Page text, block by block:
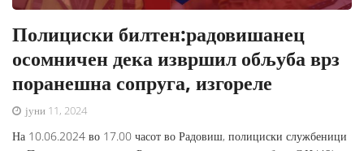
Полициски билтен:радовишанец
осомничен дека извршил обљуба врз
поранешна сопруга, изгореле
јуни 11, 2024
На 10.06.2024 во 17.00 часот во Радовиш, полициски службеници